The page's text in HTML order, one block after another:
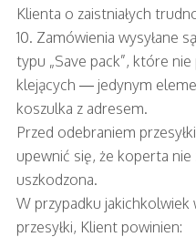
Klienta o zaistniałych
10. Zamówienia wysyłane
typu „Save pack”, które
klejących — jedynym
koszulka z adresem.
Przed odebraniem
upewnić się, że koperta nie
uszkodzona.
W przypadku
przesyłki, Klient powinien: